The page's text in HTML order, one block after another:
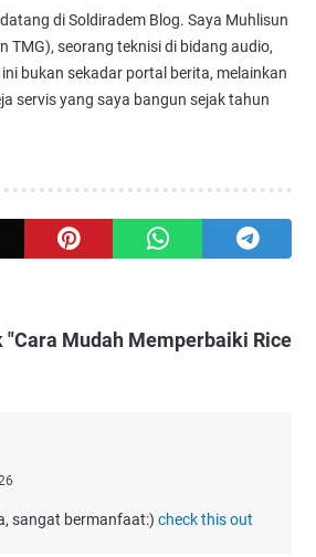
di Soldiradem Blog. Saya Muhlisun
TMG), seorang teknisi di bidang audio,
bukan sekadar portal berita, melainkan
servis yang saya bangun sejak tahun
Mudah Memperbaiki Rice
sangat bermanfaat:) check this out